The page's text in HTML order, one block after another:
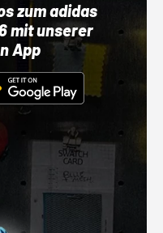
zum adidas
mit unserer
App